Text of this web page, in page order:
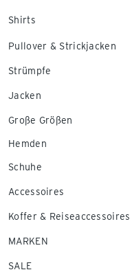
Shirts
Pullover & Strickjacken
Strümpfe
Jacken
Große Größen
Hemden
Schuhe
Accessoires
Koffer & Reiseaccessoires
MARKEN
SALE